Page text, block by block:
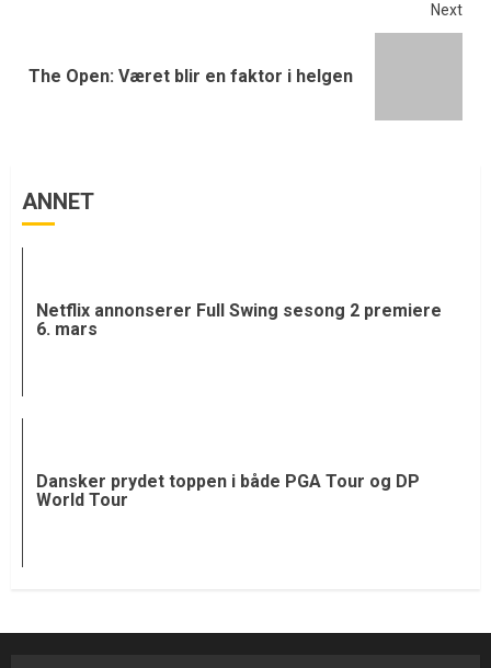
Next
The Open: Været blir en faktor i helgen
ANNET
Netflix annonserer Full Swing sesong 2 premiere
6. mars
Dansker prydet toppen i både PGA Tour og DP
World Tour